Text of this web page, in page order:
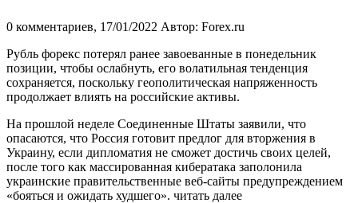
0 комментариев, 17/01/2022 Автор: Forex.ru
Рубль форекс потерял ранее завоеванные в понедельник
позиции, чтобы ослабнуть, его волатильная тенденция
сохраняется, поскольку геополитическая напряженность
продолжает влиять на российские активы.
На прошлой неделе Соединенные Штаты заявили, что
опасаются, что Россия готовит предлог для вторжения в
Украину, если дипломатия не сможет достичь своих целей,
после того как массированная кибератака заполонила
украинские правительственные веб-сайты предупреждением
«бояться и ожидать худшего». читать далее